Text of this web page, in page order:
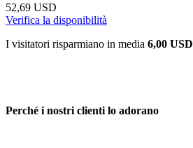
52,69 USD
Verifica la disponibilità
I visitatori risparmiano in media 6,00 USD
Perché i nostri clienti lo adorano